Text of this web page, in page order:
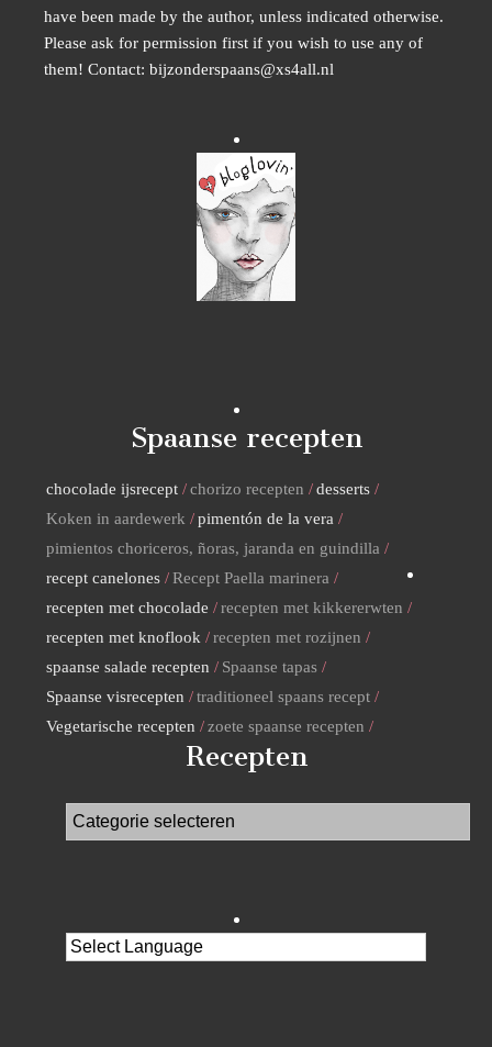
have been made by the author, unless indicated otherwise.
Please ask for permission first if you wish to use any of
them! Contact: bijzonderspaans@xs4all.nl
Spaanse recepten
chocolade ijsrecept chorizo recepten
desserts
Koken in aardewerk
pimentón de la vera
pimientos choriceros, ñoras, jaranda en guindilla
recept canelones
Recept Paella marinera
recepten met chocolade
recepten met kikkererwten
recepten met knoflook
recepten met rozijnen
spaanse salade recepten
Spaanse tapas
Spaanse visrecepten
traditioneel spaans recept
Vegetarische recepten
zoete spaanse recepten
Recepten